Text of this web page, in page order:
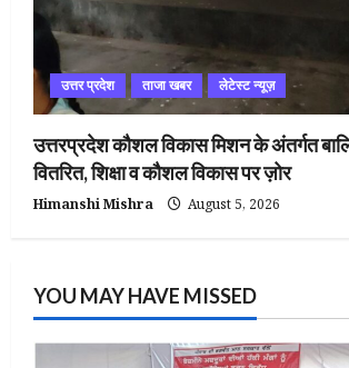
उत्तर प्रदेश ताजा खबर लेटेस्ट न्यूज़
उत्तरप्रदेश कौशल विकास मिशन के अंतर्गत
वितरित, शिक्षा व कौशल विकास पर ज़ोर
Himanshi Mishra August 5, 2026
YOU MAY HAVE MISSED